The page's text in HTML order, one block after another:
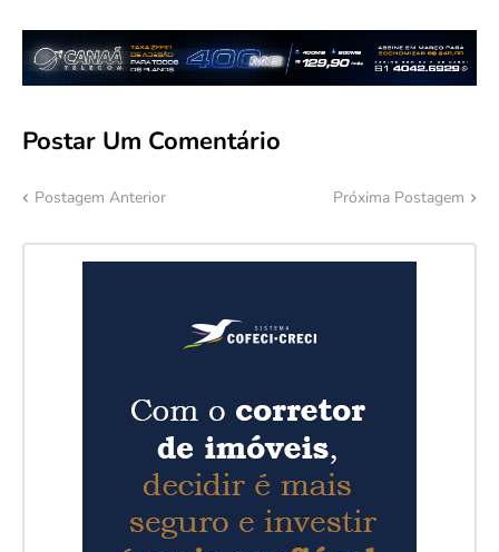
Postar Um Comentário
Postagem Anterior Próxima Postagem